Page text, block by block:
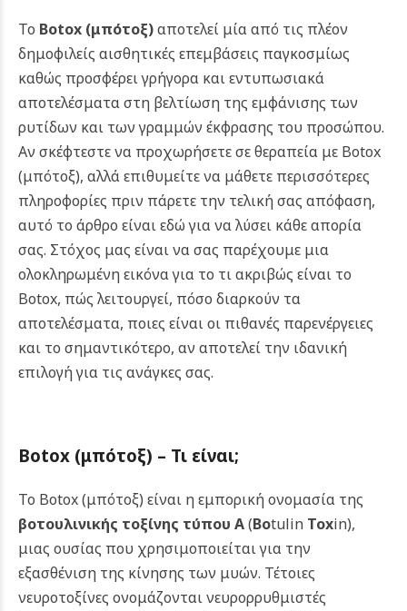
Το Botox (μπότοξ)αποτελεί μία από τις πλέον
δημοφιλείς αισθητικές επεμβάσεις παγκοσμίως
καθώς προσφέρει γρήγορα και εντυπωσιακά
αποτελέσματα στη βελτίωση της εμφάνισης των
ρυτίδων και των γραμμών έκφρασης του προσώπου.
Αν σκέφτεστε να προχωρήσετε σε θεραπεία με Botox
(μπότοξ), αλλά επιθυμείτε να μάθετε περισσότερες
πληροφορίες πριν πάρετε την τελική σας απόφαση,
αυτό το άρθρο είναι εδώ για να λύσει κάθε απορία
σας. Στόχος μας είναι να σας παρέχουμε μια
ολοκληρωμένη εικόνα για το τι ακριβώς είναι το
Botox, πώς λειτουργεί, πόσο διαρκούν τα
αποτελέσματα, ποιες είναι οι πιθανές παρενέργειες
και το σημαντικότερο, αν αποτελεί την ιδανική
επιλογή για τις ανάγκες σας.
Botox (μπότοξ) – Τι είναι;
Το Botox (μπότοξ) είναι η εμπορική ονομασία της
βοτουλινικής τοξίνης τύπου Α(Botulin Toxin),
μιας ουσίας που χρησιμοποιείται για την
εξασθένιση της κίνησης των μυών. Τέτοιες
νευροτοξίνες ονομάζονται νευρορρυθμιστές